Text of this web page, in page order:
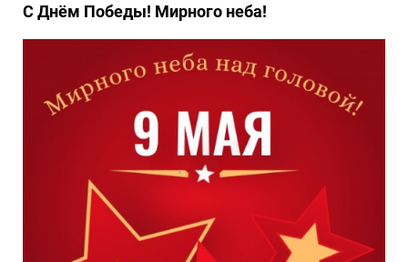
С Днём Победы! Мирного неба!